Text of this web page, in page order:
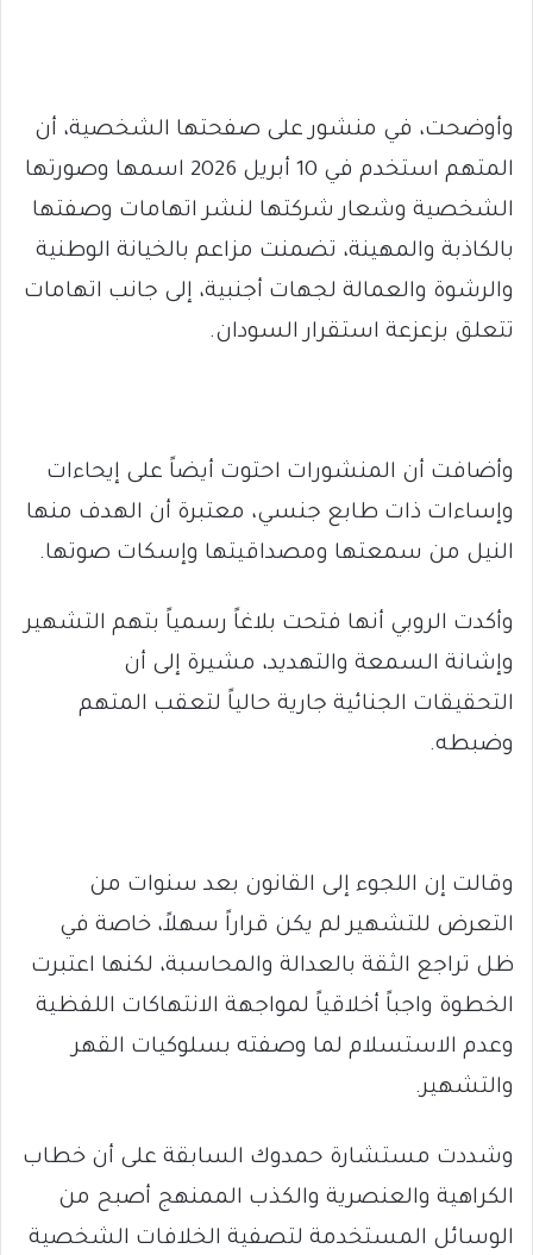
وأوضحت، في منشور على صفحتها الشخصية، أن
المتهم استخدم في 10 أبريل 2026 اسمها وصورتها
الشخصية وشعار شركتها لنشر اتهامات وصفتها
بالكاذبة والمهينة، تضمنت مزاعم بالخيانة الوطنية
والرشوة والعمالة لجهات أجنبية، إلى جانب اتهامات
تتعلق بزعزعة استقرار السودان.
وأضافت أن المنشورات احتوت أيضاً على إيحاءات
وإساءات ذات طابع جنسي، معتبرة أن الهدف منها
النيل من سمعتها ومصداقيتها وإسكات صوتها.
وأكدت الروبي أنها فتحت بلاغاً رسمياً بتهم التشهير
وإشانة السمعة والتهديد، مشيرة إلى أن
التحقيقات الجنائية جارية حالياً لتعقب المتهم
وضبطه.
وقالت إن اللجوء إلى القانون بعد سنوات من
التعرض للتشهير لم يكن قراراً سهلاً، خاصة في
ظل تراجع الثقة بالعدالة والمحاسبة، لكنها اعتبرت
الخطوة واجباً أخلاقياً لمواجهة الانتهاكات اللفظية
وعدم الاستسلام لما وصفته بسلوكيات القهر
والتشهير.
وشددت مستشارة حمدوك السابقة على أن خطاب
الكراهية والعنصرية والكذب الممنهج أصبح من
الوسائل المستخدمة لتصفية الخلافات الشخصية